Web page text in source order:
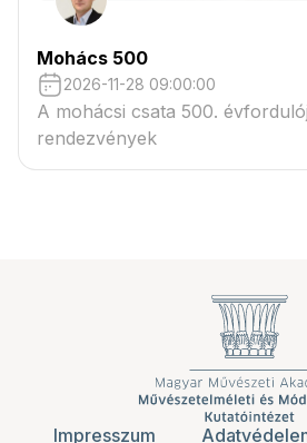
Mohács 500
2026-11-28 09:00:00
A mohácsi csata 500.
rendezvények
Impresszum